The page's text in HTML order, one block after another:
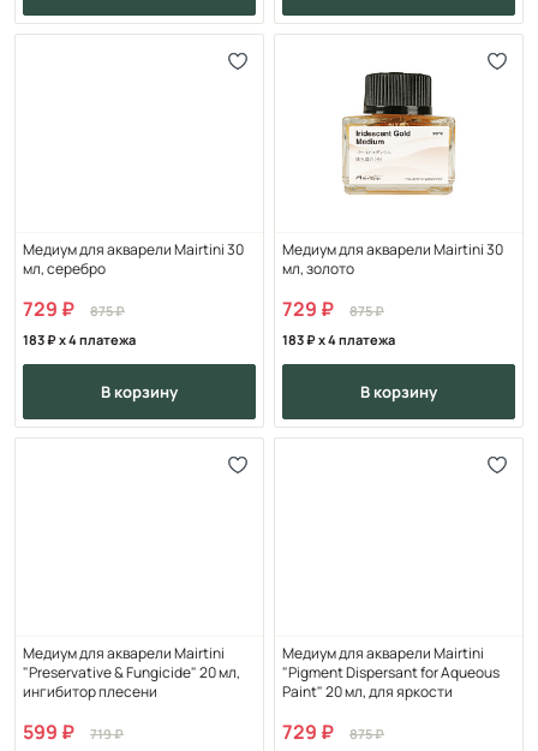
Медиум для акварели Mairtini 30
мл, серебро
729
875
183
x 4 платежа
в корзину
Медиум для акварели Mairtini 30
мл, золото
729
875
183
x 4 платежа
в корзину
Медиум для акварели Mairtini
"Preservative & Fungicide" 20 мл,
ингибитор плесени
599
719
Медиум для акварели Mairtini
"Pigment Dispersant for Aqueous
Paint" 20 мл, для яркости
729
875